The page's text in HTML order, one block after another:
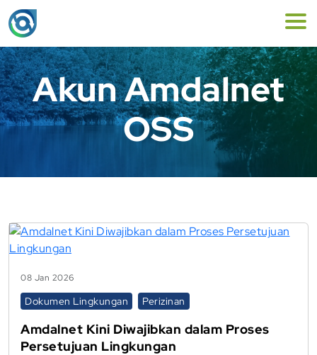
Akun Amdalnet
OSS
08 Jan 2026
Dokumen Lingkungan Perizinan
Amdalnet Kini Diwajibkan dalam Proses
Persetujuan Lingkungan